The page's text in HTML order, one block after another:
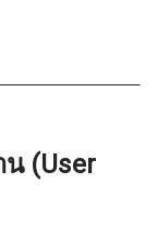
(User